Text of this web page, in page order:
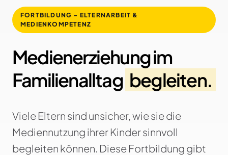
FORTBILDUNG – ELTERNARBEIT &
MEDIENKOMPETENZ
Medienerziehung im
Familienalltag begleiten.
Viele Eltern sind unsicher, wie sie die
Mediennutzung ihrer Kinder sinnvoll
begleiten können. Diese Fortbildung gibt